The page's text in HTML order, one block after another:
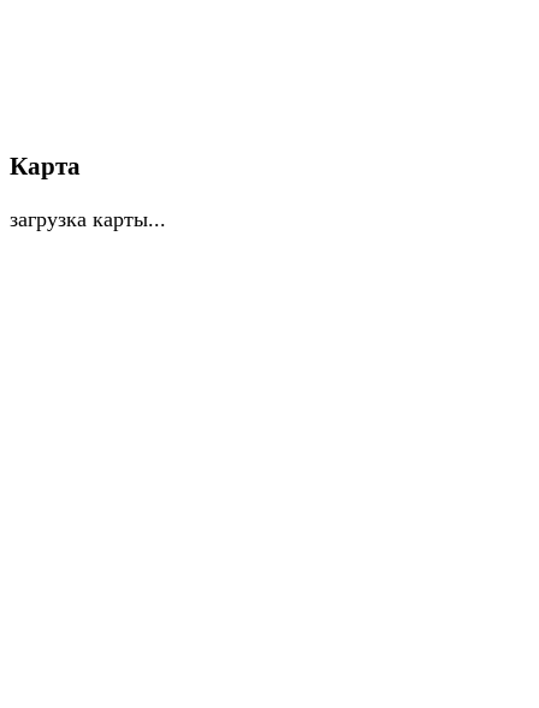
Карта
загрузка карты...